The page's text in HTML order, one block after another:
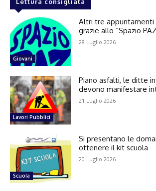
Giovani
Altri tre appuntamenti
grazie allo “Spazio
28 Luglio 2026
Lavori Pubblici
Piano asfalti, le ditte
devono manifestare
21 Luglio 2026
Scuola
Si presentano le
ottenere il kit scuola
20 Luglio 2026